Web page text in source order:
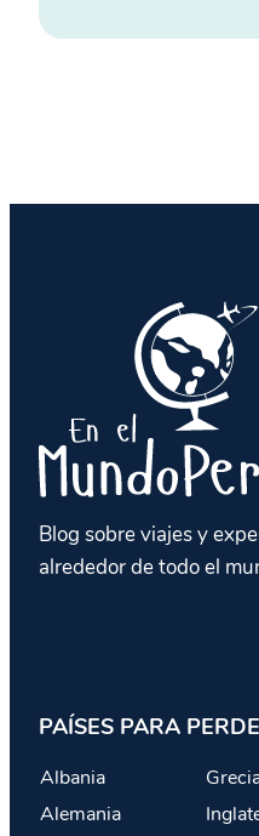
Blog sobre viajes y
alrededor de todo el
PAÍSES PARA
Albania
Alemania